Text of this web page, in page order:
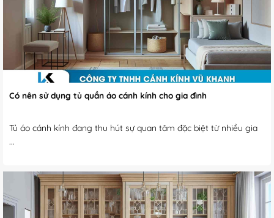
Có nên sử dụng tủ quần áo cánh kính cho gia đình
Tủ áo cánh kính đang thu hút sự quan tâm đặc biệt từ nhiều gia
...